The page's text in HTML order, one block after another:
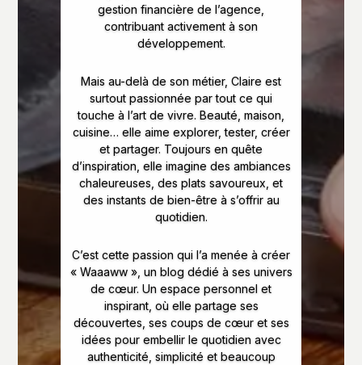
gestion financière de l’agence,
contribuant activement à son
développement.
Mais au-delà de son métier, Claire est
surtout passionnée par tout ce qui
touche à l’art de vivre. Beauté, maison,
cuisine… elle aime explorer, tester, créer
et partager. Toujours en quête
d’inspiration, elle imagine des ambiances
chaleureuses, des plats savoureux, et
des instants de bien-être à s’offrir au
quotidien.
C’est cette passion qui l’a menée à créer
« Waaaww », un blog dédié à ses univers
de cœur. Un espace personnel et
inspirant, où elle partage ses
découvertes, ses coups de cœur et ses
idées pour embellir le quotidien avec
authenticité, simplicité et beaucoup